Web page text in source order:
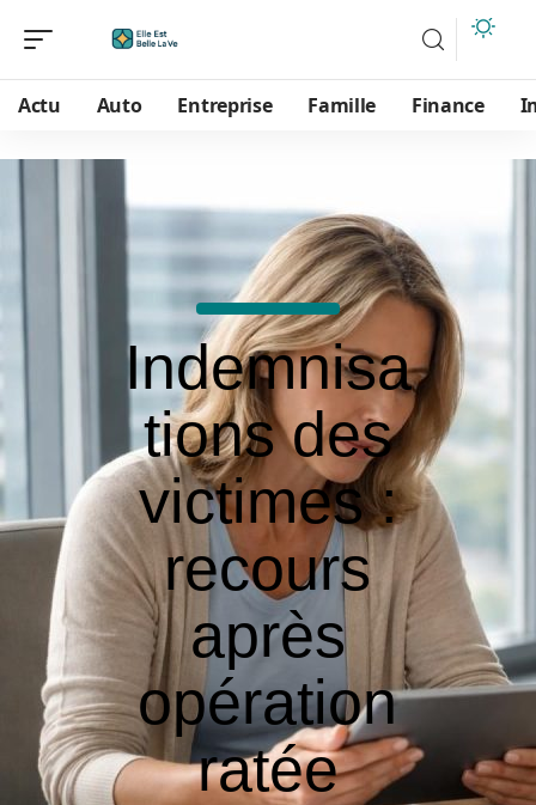
Actu Auto Entreprise Famille Finance
Indemnisa
tions des
victimes :
recours
après
opération
ratée